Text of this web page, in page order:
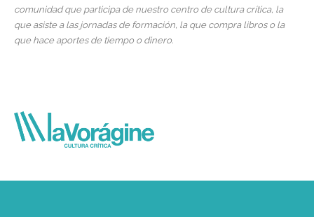
comunidad que participa de nuestro centro de cultura crítica, la
que asiste a las jornadas de formación, la que compra libros o la
que hace aportes de tiempo o dinero.